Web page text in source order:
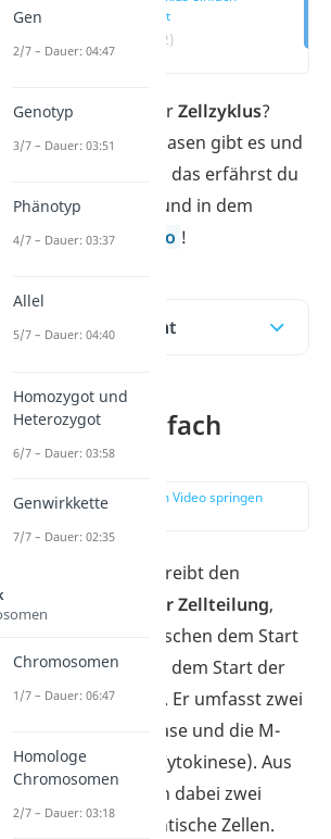
erklärt
(00:12)
Was ist eigentlich derZellzyklus?
Welche Zellzyklus Phasen gibt es und
wie laufen sie ab? All das erfährst du
in unserem Beitrag und in dem
dazugehörigen
Video !
Inhaltsübersicht
Zellzyklus einfach
erklärt
zur Stelle im Video springen
(00:12)
Der Zellzyklus beschreibt den
Ablauf der Zellteilung,
also alle Schritte zwischen dem Start
einer Zellteilung und dem Start der
nächsten Zellteilung. Er umfasst zwei
Phasen: die Interphase und die M-
Phase (Mitose und Cytokinese). Aus
einer Zelle entstehen dabei zwei
neue, genetisch identische Zellen.
Gen
2/7 – Dauer: 04:47
Genotyp
3/7 – Dauer: 03:51
Phänotyp
4/7 – Dauer: 03:37
Allel
5/7 – Dauer: 04:40
Homozygot und
Heterozygot
6/7 – Dauer: 03:58
Genwirkkette
7/7 – Dauer: 02:35
Chromosomen
1/7 – Dauer: 06:47
Homologe
Chromosomen
2/7 – Dauer: 03:18